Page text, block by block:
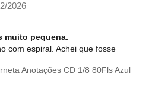
2026
muito pequena.
com espiral. Achei que fosse
Anotações CD 1/8 80Fls Azul